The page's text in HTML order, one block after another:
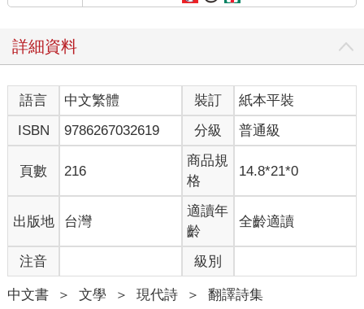
詳細資料
語言 中文繁體 裝訂
紙本平裝
ISBN
9786267032619 分級 普通級
頁數 216
商品規
格
14.8*21*0
出版地 台灣
適讀年
齡
全齡適讀
注音 級別
中文書 ＞ 文學 ＞ 現代詩 ＞ 翻譯詩集